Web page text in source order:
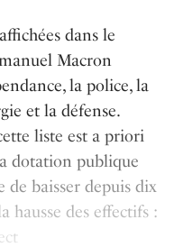
dans le
Macron
la police, la
et la défense.
liste est a priori
dotation publique
de baisser depuis dix
hausse des effectifs :